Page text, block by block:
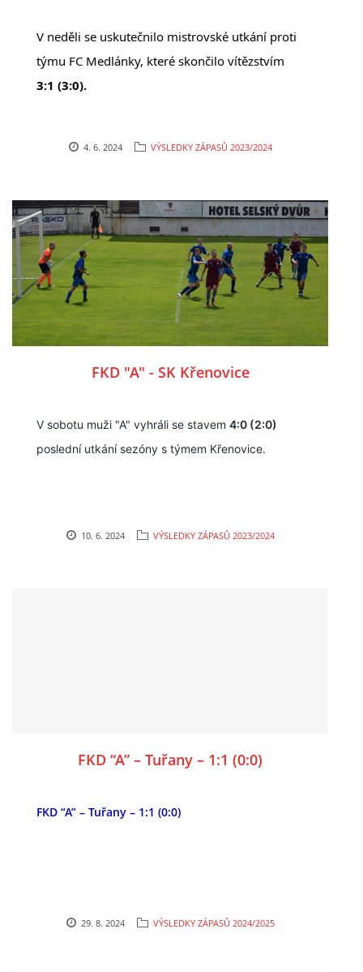
V neděli se uskutečnilo mistrovské utkání proti
týmu FC Medlánky, které skončilo vítězstvím
3:1 (3:0).
4. 6. 2024 VÝSLEDKY ZÁPASŮ 2023/2024
FKD "A" - SK Křenovice
V sobotu muži "A" vyhráli se stavem 4:0 (2:0)
poslední utkání sezóny s týmem Křenovice.
10. 6. 2024 VÝSLEDKY ZÁPASŮ 2023/2024
FKD “A” – Tuřany – 1:1 (0:0)
FKD “A” – Tuřany – 1:1 (0:0)
29. 8. 2024 VÝSLEDKY ZÁPASŮ 2024/2025